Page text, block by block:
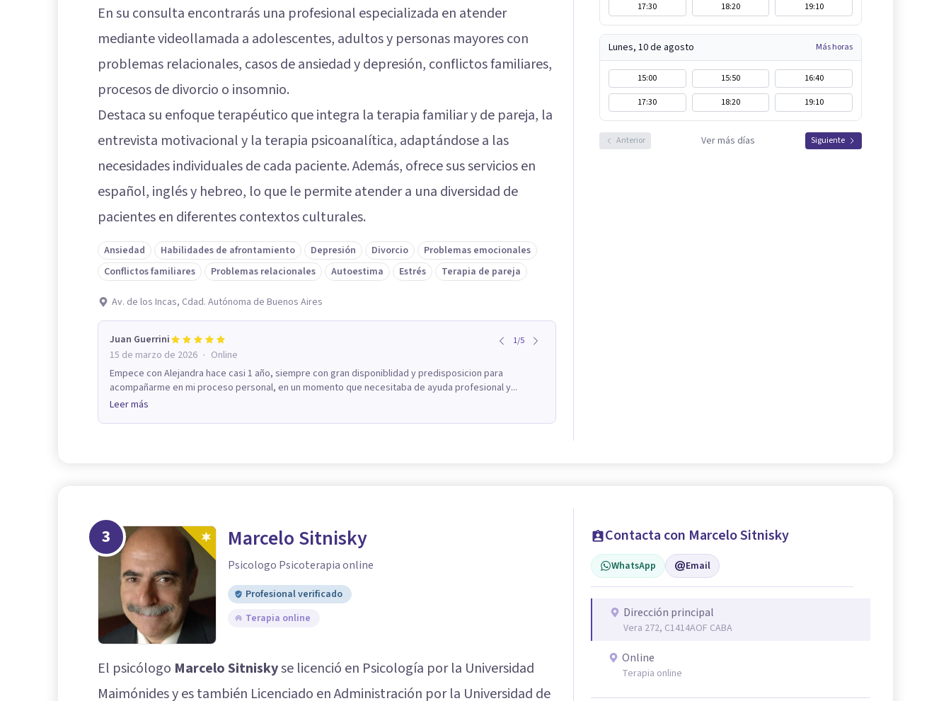
En su consulta encontrarás una profesional especializada en atender
mediante videollamada a adolescentes, adultos y personas mayores con
problemas relacionales, casos de ansiedad y depresión, conflictos familiares,
procesos de divorcio o insomnio.
Destaca su enfoque terapéutico que integra la terapia familiar y de pareja, la
entrevista motivacional y la terapia psicoanalítica, adaptándose a las
necesidades individuales de cada paciente. Además, ofrece sus servicios en
español, inglés y hebreo, lo que le permite atender a una diversidad de
pacientes en diferentes contextos culturales.
Ansiedad Habilidades de afrontamiento Depresión Divorcio
Problemas emocionales
Conflictos familiares
Problemas relacionales Autoestima Estrés Terapia de pareja
Av. de los Incas, Cdad. Autónoma de Buenos Aires
Juan Guerrini 1/5
15 de marzo de 2026 · Online
Empece con Alejandra hace casi 1 año, siempre con gran disponiblidad y predisposicion para
acompañarme en mi proceso personal, en un momento que necesitaba de ayuda profesional y...
Leer más
17:30
18:20 19:10
Lunes, 10 de agosto Más horas
15:00 15:50
16:40
17:30
18:20 19:10
Anterior Ver más días Siguiente
3 Marcelo Sitnisky
Psicologo Psicoterapia online
Profesional verificado
Terapia online
El psicólogo Marcelo Sitniskyse licenció en Psicología por la Universidad
Maimónides y es también Licenciado en Administración por la Universidad de
Contacta con Marcelo Sitnisky
WhatsApp Email
Dirección principal
Vera 272, C1414AOF CABA
Online
Terapia online